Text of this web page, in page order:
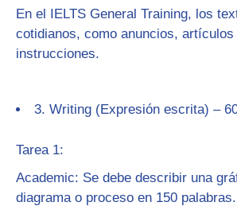
En el IELTS General Training, los
cotidianos, como anuncios,
instrucciones.
3. Writing (Expresión escrita) –
Tarea 1:
Academic: Se debe describir una
diagrama o proceso en 150 palabras.